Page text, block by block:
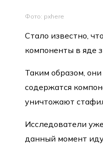
Фото: pxhere
Стало известно,
компоненты в яде
Таким образом,
содержатся
уничтожают
Исследователи
данный момент